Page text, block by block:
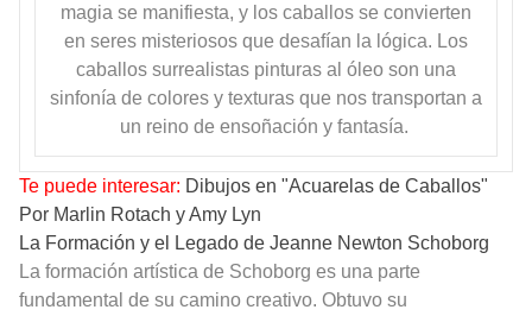
magia se manifiesta, y los caballos se convierten
en seres misteriosos que desafían la lógica. Los
caballos surrealistas pinturas al óleo son una
sinfonía de colores y texturas que nos transportan a
un reino de ensoñación y fantasía.
Te puede interesar: Dibujos en "Acuarelas de Caballos"
Por Marlin Rotach y Amy Lyn
La Formación y el Legado de Jeanne Newton Schoborg
La formación artística de Schoborg es una parte
fundamental de su camino creativo. Obtuvo su